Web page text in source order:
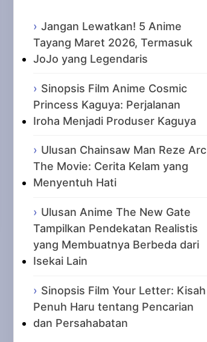
Jangan Lewatkan! 5 Anime
Tayang Maret 2026, Termasuk
JoJo yang Legendaris
Sinopsis Film Anime Cosmic
Princess Kaguya: Perjalanan
Iroha Menjadi Produser Kaguya
Ulusan Chainsaw Man Reze Arc
The Movie: Cerita Kelam yang
Menyentuh Hati
Ulusan Anime The New Gate
Tampilkan Pendekatan Realistis
yang Membuatnya Berbeda dari
Isekai Lain
Sinopsis Film Your Letter: Kisah
Penuh Haru tentang Pencarian
dan Persahabatan